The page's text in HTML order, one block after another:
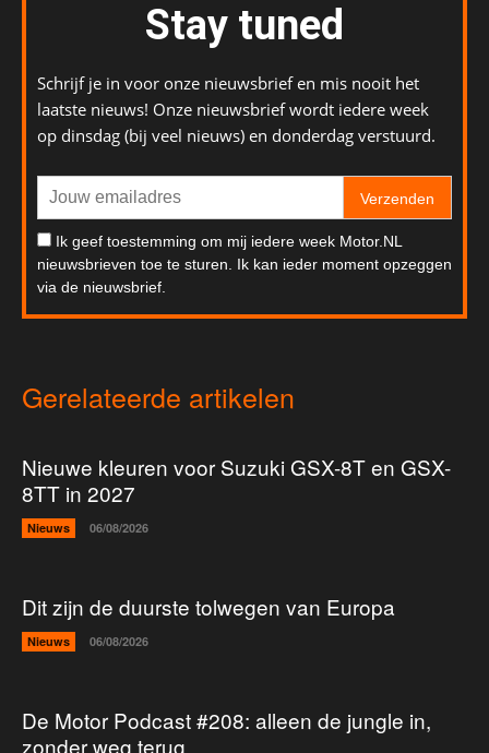
Stay tuned
Schrijf je in voor onze nieuwsbrief en mis nooit het
laatste nieuws! Onze nieuwsbrief wordt iedere week
op dinsdag (bij veel nieuws) en donderdag verstuurd.
Verzenden
Ik geef toestemming om mij iedere week Motor.NL
nieuwsbrieven toe te sturen. Ik kan ieder moment opzeggen
via de nieuwsbrief.
Gerelateerde artikelen
Nieuwe kleuren voor Suzuki GSX-8T en GSX-
8TT in 2027
Nieuws 06/08/2026
Dit zijn de duurste tolwegen van Europa
Nieuws 06/08/2026
De Motor Podcast #208: alleen de jungle in,
zonder weg terug